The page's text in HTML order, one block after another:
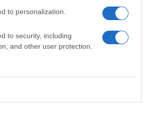
to personalization.
to security, including
and other user protection.